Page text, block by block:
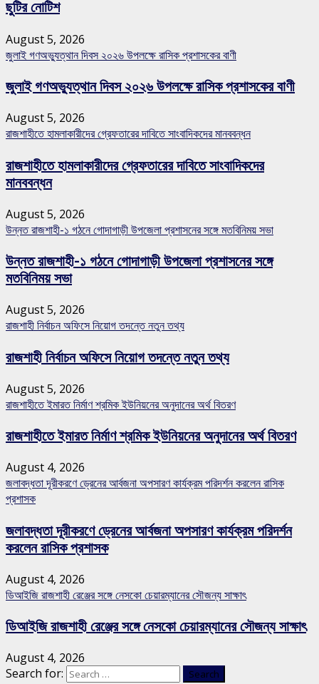
ছুটির নোটিশ
August 5, 2026
জুলাই গণঅভ্যুত্থান দিবস ২০২৬ উপলক্ষে রাসিক প্রশাসকের বাণী
জুলাই গণঅভ্যুত্থান দিবস ২০২৬ উপলক্ষে রাসিক প্রশাসকের বাণী
August 5, 2026
রাজশাহীতে হামলাকারীদের গ্রেফতারের দাবিতে সাংবাদিকদের মানববন্ধন
রাজশাহীতে হামলাকারীদের গ্রেফতারের দাবিতে সাংবাদিকদের
মানববন্ধন
August 5, 2026
উন্নত রাজশাহী-১ গঠনে গোদাগাড়ী উপজেলা প্রশাসনের সঙ্গে মতবিনিময় সভা
উন্নত রাজশাহী-১ গঠনে গোদাগাড়ী উপজেলা প্রশাসনের সঙ্গে
মতবিনিময় সভা
August 5, 2026
রাজশাহী নির্বাচন অফিসে নিয়োগ তদন্তে নতুন তথ্য
রাজশাহী নির্বাচন অফিসে নিয়োগ তদন্তে নতুন তথ্য
August 5, 2026
রাজশাহীতে ইমারত নির্মাণ শ্রমিক ইউনিয়নের অনুদানের অর্থ বিতরণ
রাজশাহীতে ইমারত নির্মাণ শ্রমিক ইউনিয়নের অনুদানের অর্থ বিতরণ
August 4, 2026
জলাবদ্ধতা দূরীকরণে ড্রেনের আর্বজনা অপসারণ কার্যক্রম পরিদর্শন করলেন রাসিক
প্রশাসক
জলাবদ্ধতা দূরীকরণে ড্রেনের আর্বজনা অপসারণ কার্যক্রম পরিদর্শন
করলেন রাসিক প্রশাসক
August 4, 2026
ডিআইজি রাজশাহী রেঞ্জের সঙ্গে নেসকো চেয়ারম্যানের সৌজন্য সাক্ষাৎ
ডিআইজি রাজশাহী রেঞ্জের সঙ্গে নেসকো চেয়ারম্যানের সৌজন্য সাক্ষাৎ
August 4, 2026
Search for: